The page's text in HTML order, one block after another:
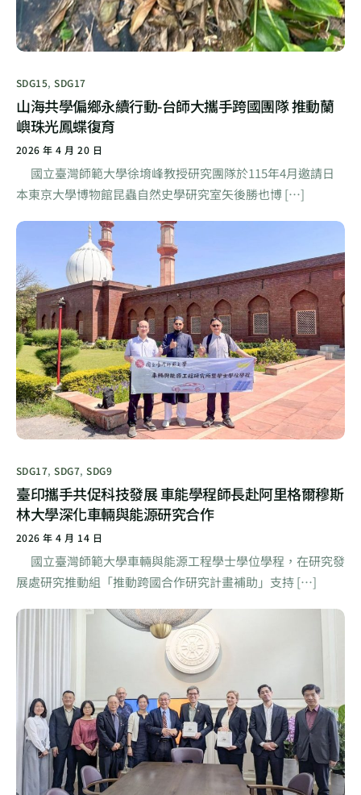
SDG15,SDG17
山海共學偏鄉永續行動-台師大攜手跨國團隊 推動蘭
嶼珠光鳳蝶復育
2026 年 4 月 20 日
國立臺灣師範大學徐堉峰教授研究團隊於115年4月邀請日
本東京大學博物館昆蟲自然史學研究室矢後勝也博 […]
SDG17,SDG7,SDG9
臺印攜手共促科技發展 車能學程師長赴阿里格爾穆斯
林大學深化車輛與能源研究合作
2026 年 4 月 14 日
國立臺灣師範大學車輛與能源工程學士學位學程，在研究發
展處研究推動組「推動跨國合作研究計畫補助」支持 […]